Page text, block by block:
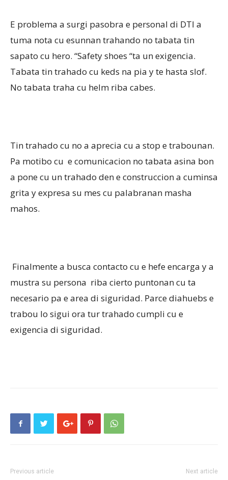
E problema a surgi pasobra e personal di DTI a
tuma nota cu esunnan trahando no tabata tin
sapato cu hero. “Safety shoes “ta un exigencia.
Tabata tin trahado cu keds na pia y te hasta slof.
No tabata traha cu helm riba cabes.
Tin trahado cu no a aprecia cu a stop e trabounan.
Pa motibo cu e comunicacion no tabata asina bon
a pone cu un trahado den e construccion a cuminsa
grita y expresa su mes cu palabranan masha
mahos.
Finalmente a busca contacto cu e hefe encarga y a
mustra su persona riba cierto puntonan cu ta
necesario pa e area di siguridad. Parce diahuebs e
trabou lo sigui ora tur trahado cumpli cu e
exigencia di siguridad.
Previous article Next article